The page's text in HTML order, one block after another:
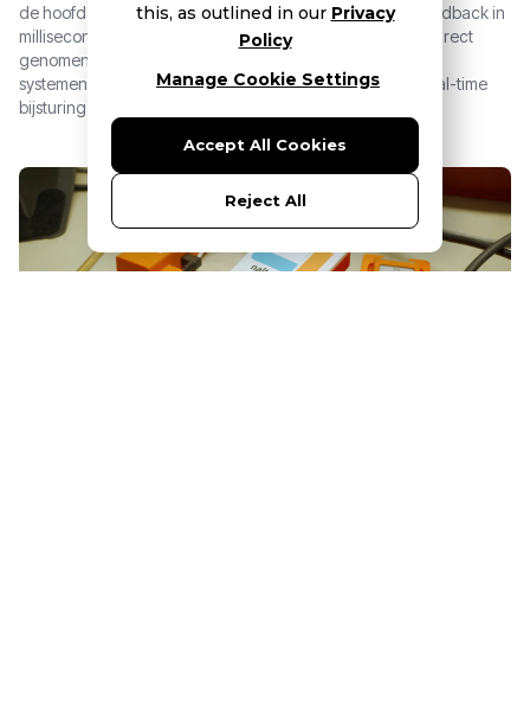
de hoofdapplicatie, maar krijgt de medewerker direct feedback in
milliseconden.” Hierdoor worden beslissingen lokaal en direct
genomen, zonder vertraging door omwegen via centrale
systemen. Dat versnelt het proces aanzienlijk en maakt real-time
bijsturing mogelijk.
this, as outlined in our Privacy
Policy
Manage Cookie Settings
Accept All Cookies
Reject All